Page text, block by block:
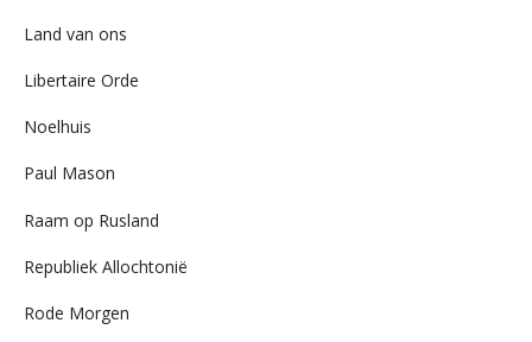
Land van ons
Libertaire Orde
Noelhuis
Paul Mason
Raam op Rusland
Republiek Allochtonië
Rode Morgen